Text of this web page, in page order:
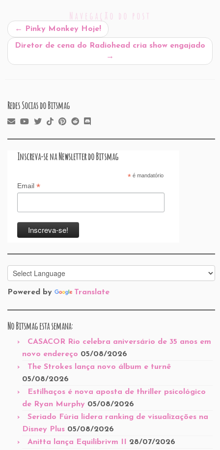
b
o
e
dI
n
A
p
P
re
ss
t
d
s
o
Navegação do post
← Pinky Monkey Hoje!
Diretor de cena do Radiohead cria show engajado
→
Redes Socias do Bitsmag
Inscreva-se na Newsletter do Bitsmag
*é mandatório
Email *
Powered by Translate
No Bitsmag esta semana:
CASACOR Rio celebra aniversário de 35 anos em
novo endereço 05/08/2026
The Strokes lança novo álbum e turnê
05/08/2026
Estilhaços é nova aposta de thriller psicológico
de Ryan Murphy 05/08/2026
Seriado Fúria lidera ranking de visualizações na
Disney Plus 05/08/2026
Anitta lança Equilibrivm II 28/07/2026